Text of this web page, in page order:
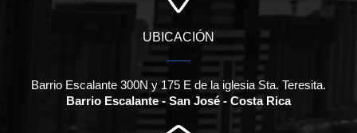
UBICACIÓN
Barrio Escalante 300N y 175 E de la iglesia Sta. Teresita.
Barrio Escalante - San José - Costa Rica